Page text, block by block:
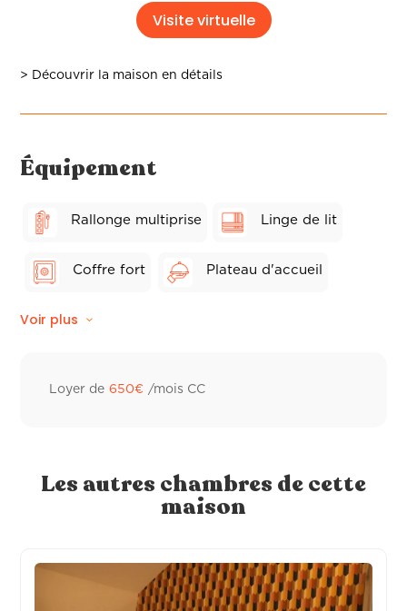
Visite virtuelle
> Découvrir la maison en détails
Équipement
Rallonge multiprise Linge de lit
Coffre fort Plateau d'accueil
Wifi fibre
Cafetière individuelle
Voir plus
Loyer de 650€ /mois CC
Les autres chambres de cette
maison